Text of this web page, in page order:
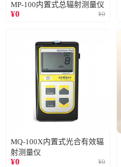
MP-100内置式总辐射测量仪
¥0 ¥0
MQ-100X内置式光合有效辐
射测量仪
¥0 ¥0